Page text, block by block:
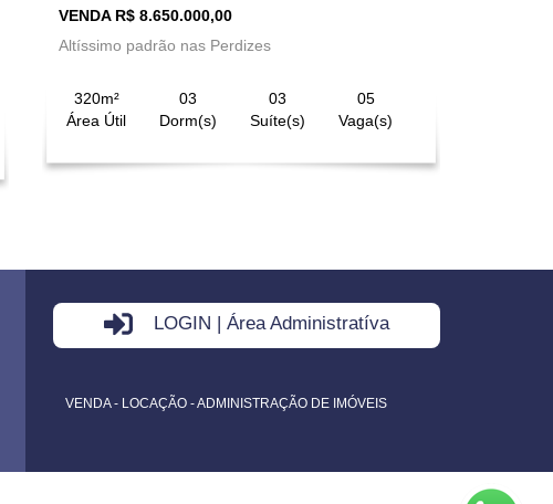
VENDA R$ 8.650.000,00
Altíssimo padrão nas Perdizes
320m²
Área Útil
03
Dorm(s)
03
Suíte(s)
05
Vaga(s)
LOGIN | Área Administratíva
VENDA - LOCAÇÃO - ADMINISTRAÇÃO DE IMÓVEIS